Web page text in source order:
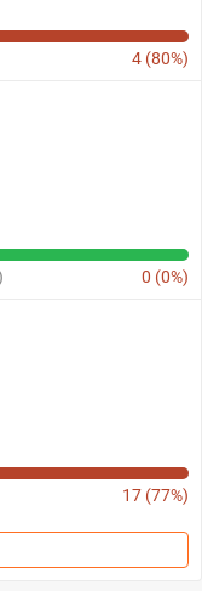
4 (80%)
0 (0%)
17 (77%)